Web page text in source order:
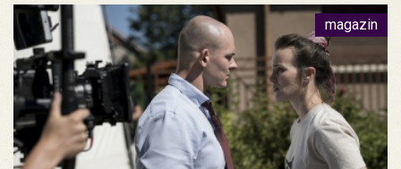
magazin